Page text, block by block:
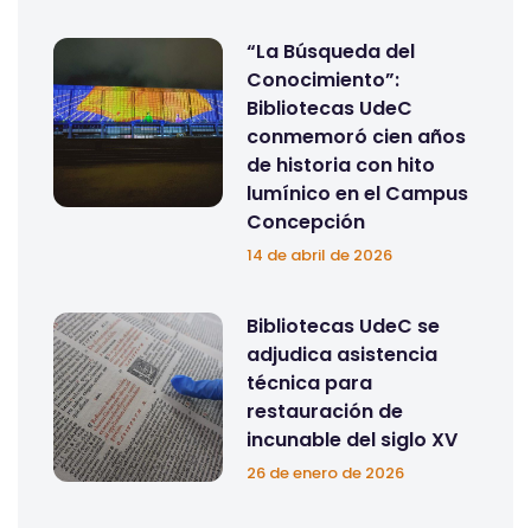
“La Búsqueda del
Conocimiento”:
Bibliotecas UdeC
conmemoró cien años
de historia con hito
lumínico en el Campus
Concepción
14 de abril de 2026
Bibliotecas UdeC se
adjudica asistencia
técnica para
restauración de
incunable del siglo XV
26 de enero de 2026